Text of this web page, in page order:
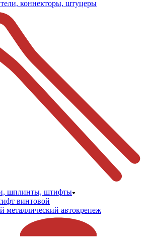
коннекторы, штуцеры
шплинты, штифты
винтовой
металлический автокрепеж